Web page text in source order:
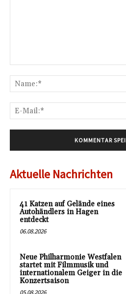
Aktuelle Nachrichten
41 Katzen auf Gelände eines
Autohändlers in Hagen
entdeckt
06.08.2026
Neue Philharmonie Westfalen
startet mit Filmmusik und
internationalem Geiger in die
Konzertsaison
05.08.2026